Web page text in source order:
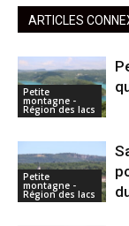
ARTICLES
Petite
montagne -
Région des lacs
Petite
montagne -
Région des lacs